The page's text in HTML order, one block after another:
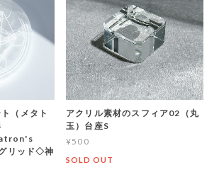
（メタト
リッド◇神
アクリル素材のスフィア02（丸
玉）台座S
¥500
SOLD OUT